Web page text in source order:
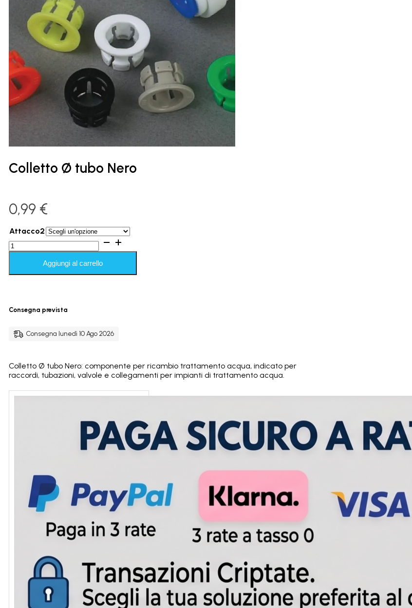
Colletto Ø tubo Nero
0,99 €
Attacco2
Colletto
Ø
quantità
Aggiungi al carrello
Consegna prevista
Consegna lunedì 10 Ago 2026
Colletto Ø tubo Nero: componente per ricambio trattamento acqua, indicato per
raccordi, tubazioni, valvole e collegamenti per impianti di trattamento acqua.